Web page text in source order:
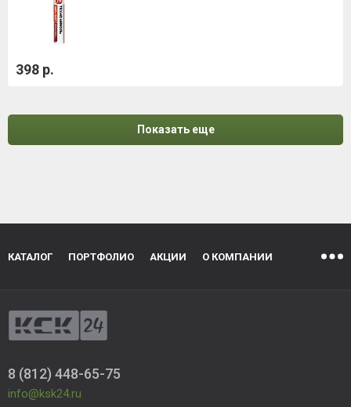
398 р.
Показать еще
КАТАЛОГ ПОРТФОЛИО АКЦИИ О КОМПАНИИ
8 (812) 448-65-75
info@ksk24.ru